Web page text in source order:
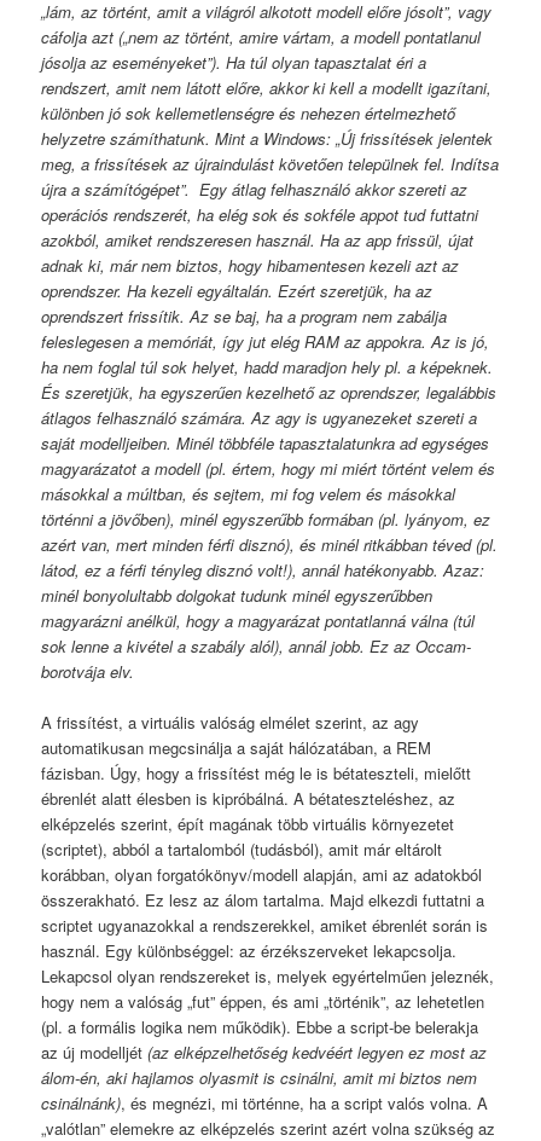
„lám, az történt, amit a világról alkotott modell előre jósolt”, vagy
cáfolja azt („nem az történt, amire vártam, a modell pontatlanul
jósolja az eseményeket”). Ha túl olyan tapasztalat éri a
rendszert, amit nem látott előre, akkor ki kell a modellt igazítani,
különben jó sok kellemetlenségre és nehezen értelmezhető
helyzetre számíthatunk. Mint a Windows: „Új frissítések jelentek
meg, a frissítések az újraindulást követően települnek fel. Indítsa
újra a számítógépet”. Egy átlag felhasználó akkor szereti az
operációs rendszerét, ha elég sok és sokféle appot tud futtatni
azokból, amiket rendszeresen használ. Ha az app frissül, újat
adnak ki, már nem biztos, hogy hibamentesen kezeli azt az
oprendszer. Ha kezeli egyáltalán. Ezért szeretjük, ha az
oprendszert frissítik. Az se baj, ha a program nem zabálja
feleslegesen a memóriát, így jut elég RAM az appokra. Az is jó,
ha nem foglal túl sok helyet, hadd maradjon hely pl. a képeknek.
És szeretjük, ha egyszerűen kezelhető az oprendszer, legalábbis
átlagos felhasználó számára. Az agy is ugyanezeket szereti a
saját modelljeiben. Minél többféle tapasztalatunkra ad egységes
magyarázatot a modell (pl. értem, hogy mi miért történt velem és
másokkal a múltban, és sejtem, mi fog velem és másokkal
történni a jövőben), minél egyszerűbb formában (pl. lyányom, ez
azért van, mert minden férfi disznó), és minél ritkábban téved (pl.
látod, ez a férfi tényleg disznó volt!), annál hatékonyabb. Azaz:
minél bonyolultabb dolgokat tudunk minél egyszerűbben
magyarázni anélkül, hogy a magyarázat pontatlanná válna (túl
sok lenne a kivétel a szabály alól), annál jobb. Ez az Occam-
borotvája elv.
A frissítést, a virtuális valóság elmélet szerint, az agy
automatikusan megcsinálja a saját hálózatában, a REM
fázisban. Úgy, hogy a frissítést még le is bétateszteli, mielőtt
ébrenlét alatt élesben is kipróbálná. A bétateszteléshez, az
elképzelés szerint, épít magának több virtuális környezetet
(scriptet), abból a tartalomból (tudásból), amit már eltárolt
korábban, olyan forgatókönyv/modell alapján, ami az adatokból
összerakható. Ez lesz az álom tartalma. Majd elkezdi futtatni a
scriptet ugyanazokkal a rendszerekkel, amiket ébrenlét során is
használ. Egy különbséggel: az érzékszerveket lekapcsolja.
Lekapcsol olyan rendszereket is, melyek egyértelműen jeleznék,
hogy nem a valóság „fut” éppen, és ami „történik”, az lehetetlen
(pl. a formális logika nem működik). Ebbe a script-be belerakja
az új modelljét(az elképzelhetőség kedvéért legyen ez most az
álom-én, aki hajlamos olyasmit is csinálni, amit mi biztos nem
csinálnánk), és megnézi, mi történne, ha a script valós volna. A
„valótlan” elemekre az elképzelés szerint azért volna szükség az